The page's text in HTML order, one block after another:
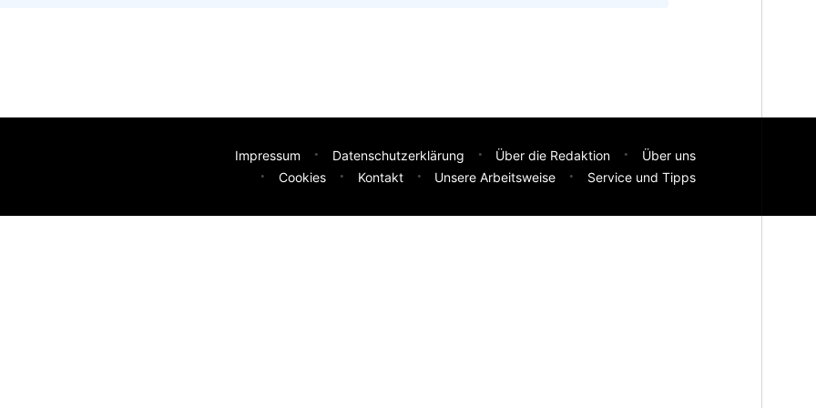
Impressum Datenschutzerklärung Über die Redaktion
Über uns
Cookies
Kontakt Unsere Arbeitsweise Service und Tipps